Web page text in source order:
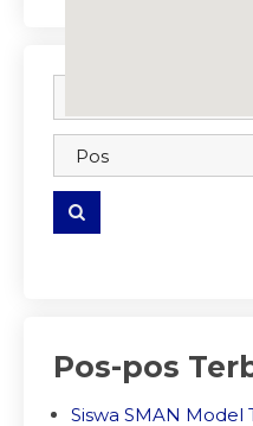
Pos-pos
Siswa SMAN